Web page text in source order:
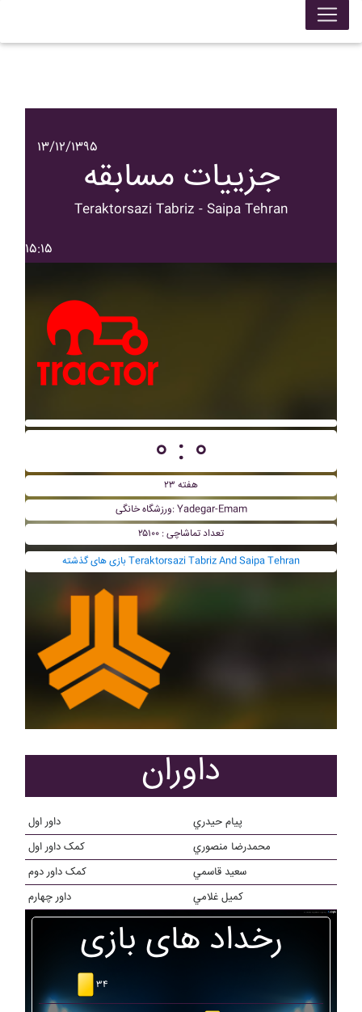
۱۳/۱۲/۱۳۹۵
جزییات مسابقه
Teraktorsazi Tabriz - Saipa Tehran
۱۵:۱۵
۰ : ۰
هفته ۲۳
ورزشگاه خانگی: Yadegar-Emam
تعداد تماشاچی : ۲۵۱۰۰
بازی های گذشته Teraktorsazi Tabriz And Saipa Tehran
داوران
داور اول
پيام حيدري
کمک داور اول
محمدرضا منصوري
کمک داور دوم
سعيد قاسمي
داور چهارم
کميل غلامي
رخداد های بازی
۳۴